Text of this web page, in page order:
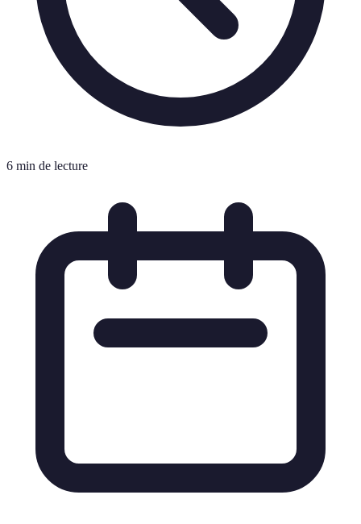
6 min de lecture